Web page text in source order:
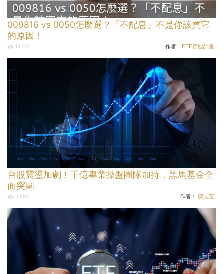
009816 vs 0050怎麼選？「不配息」不是你該買它
的原因！
19,005 作者： ETF存股計畫
台股震盪加劇！千億專業操盤團隊加持，黑馬基金全
面突圍
6,888 作者： 陳志宏